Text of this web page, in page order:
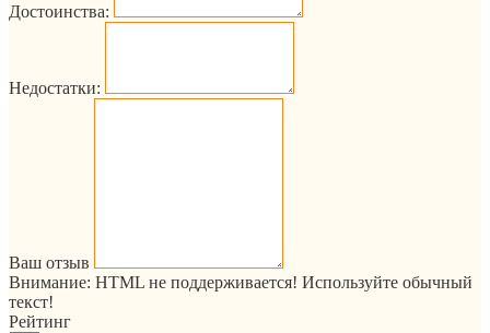
Достоинства:
Недостатки:
Ваш отзыв
Внимание: HTML не поддерживается! Используйте обычный
текст!
Рейтинг